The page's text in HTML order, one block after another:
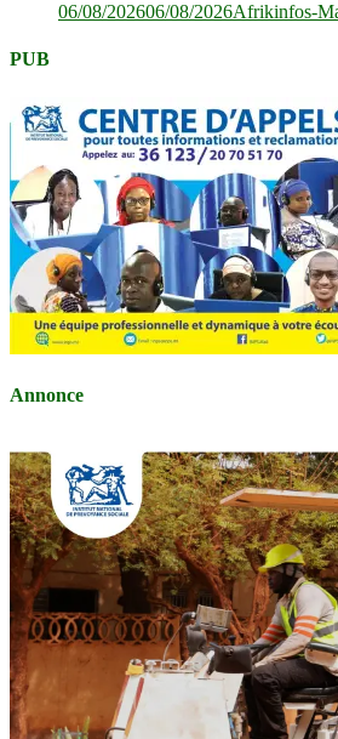
06/08/202606/08/2026Afrikinfos-
PUB
Annonce